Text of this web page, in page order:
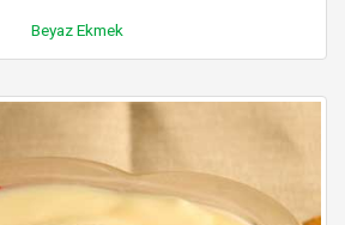
Beyaz Ekmek